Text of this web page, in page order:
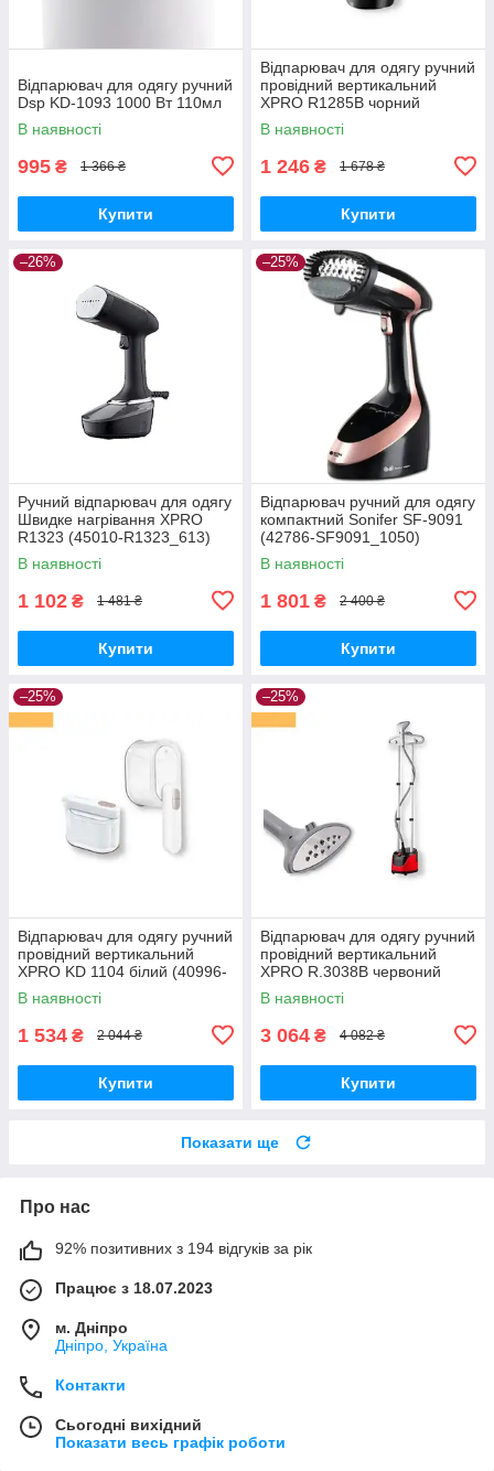
Відпарювач для одягу ручний
Dsp KD-1093 1000 Вт 110мл
В наявності
995 ₴ 1 366 ₴
Купити
Відпарювач для одягу ручний
провідний вертикальний
XPRO R1285B чорний
(41333-1285_688)
В наявності
1 246 ₴ 1 678 ₴
Купити
–26%
Ручний відпарювач для одягу
Швидке нагрівання XPRO
R1323 (45010-R1323_613)
В наявності
1 102 ₴ 1 481 ₴
Купити
–25%
Відпарювач ручний для одягу
компактний Sonifer SF-9091
(42786-SF9091_1050)
В наявності
1 801 ₴ 2 400 ₴
Купити
–25%
Відпарювач для одягу ручний
провідний вертикальний
XPRO KD 1104 білий (40996-
KD-1104)
В наявності
1 534 ₴ 2 044 ₴
Купити
–25%
Відпарювач для одягу ручний
провідний вертикальний
XPRO R.3038B червоний
(40803-R.3038B)
В наявності
3 064 ₴ 4 082 ₴
Купити
Показати ще
Про нас
92% позитивних з 194 відгуків за рік
Працює з 18.07.2023
м. Дніпро
Дніпро, Україна
Контакти
Сьогодні вихідний
Показати весь графік роботи